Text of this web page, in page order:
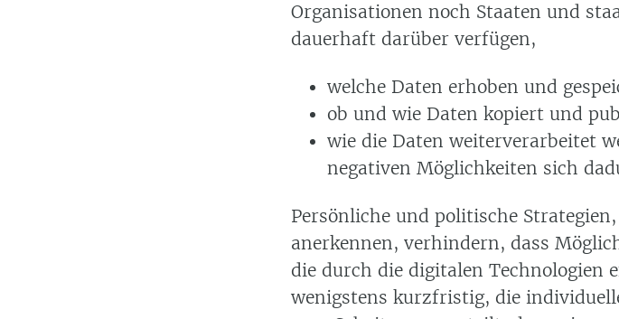
Organisationen noch Staaten und
dauerhaft darüber verfügen,
welche Daten erhoben und
ob und wie Daten kopiert und
wie die Daten weiterverarbeitet
negativen Möglichkeiten sich
Persönliche und politische
anerkennen, verhindern, dass
die durch die digitalen Technologien
wenigstens kurzfristig, die